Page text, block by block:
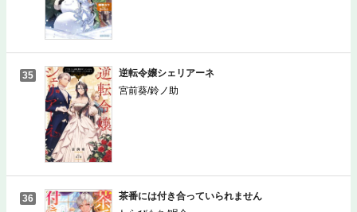
35
逆転令嬢シェリアーネ
宮前葵/鈴ノ助
36
茶番には付き合っていられません